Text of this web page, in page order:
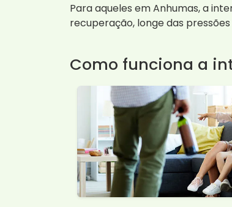
Para aqueles em Anhumas, a
recuperação, longe das
Como funciona a